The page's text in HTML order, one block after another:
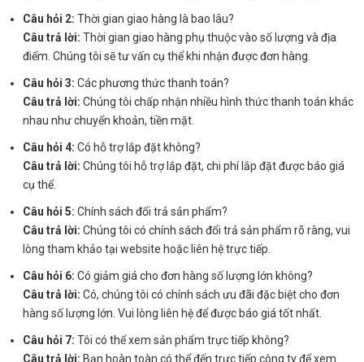
Câu hỏi 2: Thời gian giao hàng là bao lâu?
Câu trả lời: Thời gian giao hàng phụ thuộc vào số lượng và địa
điểm. Chúng tôi sẽ tư vấn cụ thể khi nhận được đơn hàng.
Câu hỏi 3: Các phương thức thanh toán?
Câu trả lời: Chúng tôi chấp nhận nhiều hình thức thanh toán khác
nhau như chuyển khoản, tiền mặt.
Câu hỏi 4: Có hỗ trợ lắp đặt không?
Câu trả lời: Chúng tôi hỗ trợ lắp đặt, chi phí lắp đặt được báo giá
cụ thể.
Câu hỏi 5: Chính sách đổi trả sản phẩm?
Câu trả lời: Chúng tôi có chính sách đổi trả sản phẩm rõ ràng, vui
lòng tham khảo tại website hoặc liên hệ trực tiếp.
Câu hỏi 6: Có giảm giá cho đơn hàng số lượng lớn không?
Câu trả lời: Có, chúng tôi có chính sách ưu đãi đặc biệt cho đơn
hàng số lượng lớn. Vui lòng liên hệ để được báo giá tốt nhất.
Câu hỏi 7: Tôi có thể xem sản phẩm trực tiếp không?
Câu trả lời: Bạn hoàn toàn có thể đến trực tiếp công ty để xem